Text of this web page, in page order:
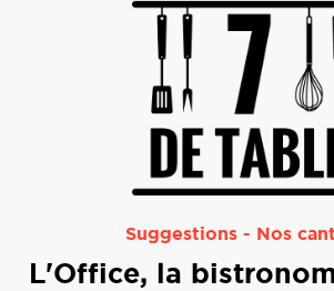
Suggestions- Nos
L'Office, la